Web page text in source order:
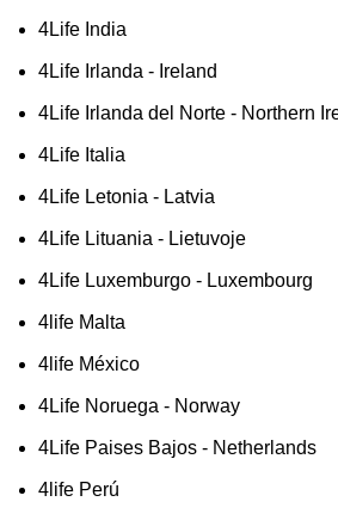
4Life India
4Life Irlanda - Ireland
4Life Irlanda del Norte - Northern
4Life Italia
4Life Letonia - Latvia
4Life Lituania - Lietuvoje
4Life Luxemburgo - Luxembourg
4life Malta
4life México
4Life Noruega - Norway
4Life Paises Bajos - Netherlands
4life Perú